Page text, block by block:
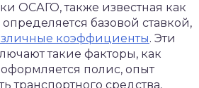
ОСАГО, также известная как
базовой ставкой,
коэффициенты. Эти
такие факторы, как
полис, опыт
транспортного средства,